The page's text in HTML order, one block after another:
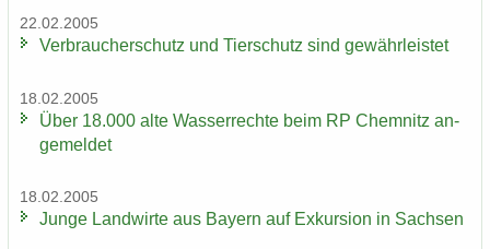
22.02.2005
Ver­brau­cher­schutz und Tier­schutz sind ge­währ­leis­tet
18.02.2005
Über 18.000 alte Was­ser­rech­te beim RP Chem­nitz an­
ge­mel­det
18.02.2005
Junge Land­wir­te aus Bay­ern auf Ex­kur­si­on in Sach­sen